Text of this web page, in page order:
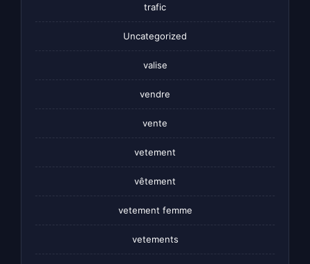
trafic
Uncategorized
valise
vendre
vente
vetement
vêtement
vetement femme
vetements